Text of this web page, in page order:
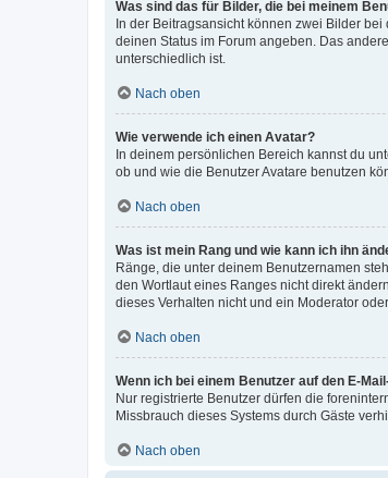
Was sind das für Bilder, die bei meinem
In der Beitragsansicht können zwei Bilder
deinen Status im Forum angeben. Das
unterschiedlich ist.
Nach oben
Wie verwende ich einen Avatar?
In deinem persönlichen Bereich kannst du
ob und wie die Benutzer Avatare benutzen
Nach oben
Was ist mein Rang und wie kann ich ihn
Ränge, die unter deinem Benutzernamen
den Wortlaut eines Ranges nicht direkt
dieses Verhalten nicht und ein Moderator
Nach oben
Wenn ich bei einem Benutzer auf den E-
Nur registrierte Benutzer dürfen die
Missbrauch dieses Systems durch Gäste
Nach oben